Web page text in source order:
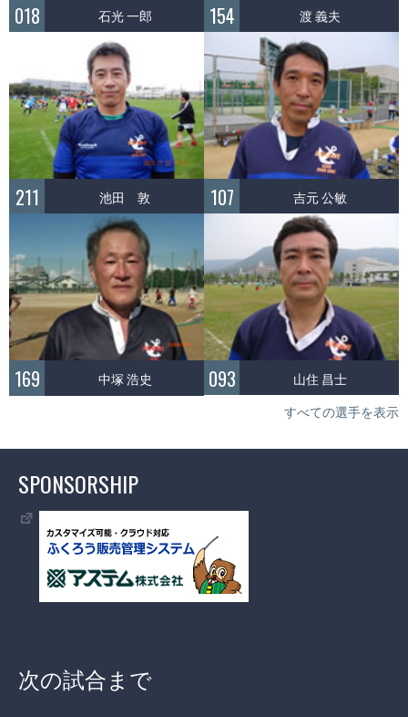
018 石光 一郎 154 渡 義夫
211 池田 敦 107 吉元 公敏
169 中塚 浩史 093 山住 昌士
すべての選手を表示
SPONSORSHIP
次の試合まで